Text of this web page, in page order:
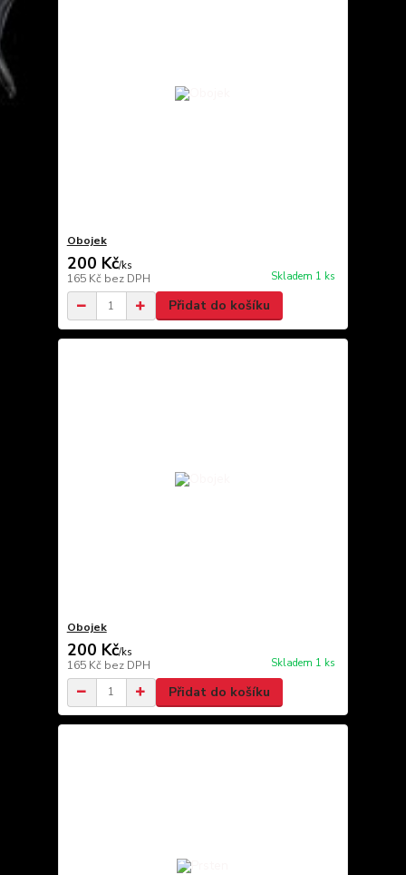
Obojek
200 Kč/ks
165 Kč bez DPH Skladem 1 ks
Přidat do košíku
Obojek
200 Kč/ks
165 Kč bez DPH Skladem 1 ks
Přidat do košíku